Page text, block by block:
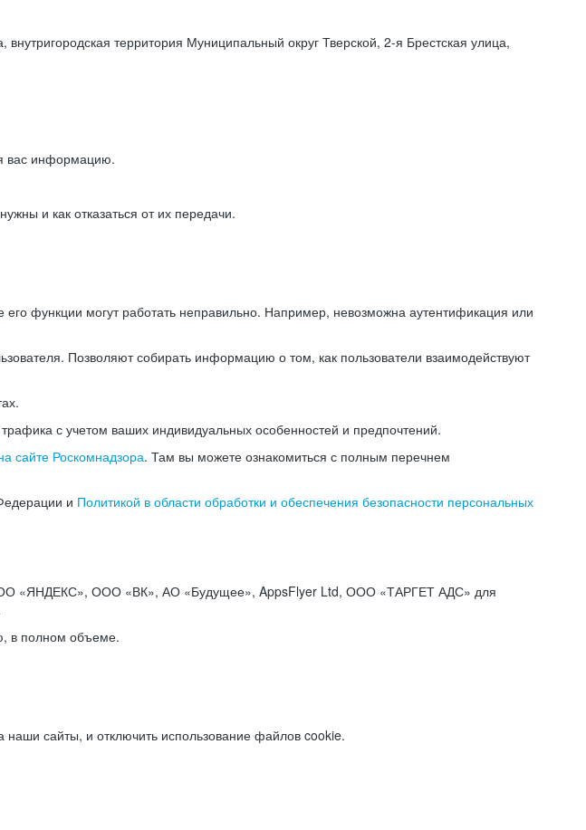
территория Муниципальный округ Тверской, 2-я Брестская улица,
вас информацию.
и как отказаться от их передачи.
функции могут работать неправильно. Например, невозможна аутентификация или
Позволяют собирать информацию о том, как пользователи взаимодействуют
с учетом ваших индивидуальных особенностей и предпочтений.
сайте Роскомнадзора. Там вы можете ознакомиться с полным перечнем
и Политикой в области обработки и обеспечения безопасности персональных
«ЯНДЕКС», ООО «ВК», АО «Будущее», AppsFlyer Ltd, ООО «ТАРГЕТ АДС» для
в полном объеме.
наши сайты, и отключить использование файлов cookie.